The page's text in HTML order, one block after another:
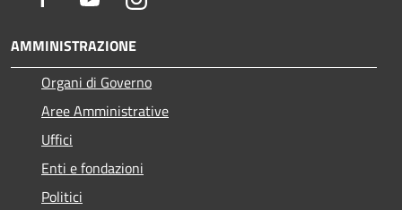
AMMINISTRAZIONE
Organi di Governo
Aree Amministrative
Uffici
Enti e fondazioni
Politici